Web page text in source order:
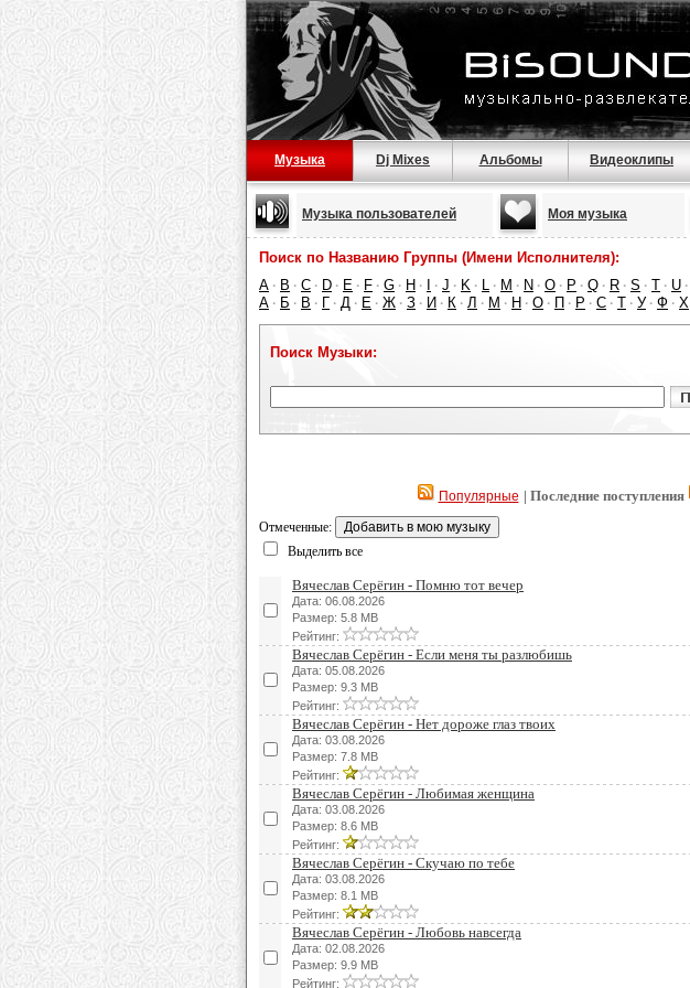
Музыка Dj Mixes Альбомы Видеоклипы
Музыка пользователей Моя музыка
Поиск по Названию Группы (Имени Исполнителя):
A · B · C · D · E · F · G · H · · J · K · L · M · N · O · P · Q · R · S · T · U ·
А · Б · В · Г · Д · Е · Ж · З · И · К · Л · М · Н · О · П · Р · С · Т · У · Ф · Х
Поиск Музыки:
Популярные | Последние поступления
Отмеченные:
Выделить все
Вячеслав Серёгин - Помню тот вечер
Дата: 06.08.2026
Размер: 5.8 MB
Рейтинг:
Вячеслав Серёгин - Если меня ты разлюбишь
Дата: 05.08.2026
Размер: 9.3 MB
Рейтинг:
Вячеслав Серёгин - Нет дороже глаз твоих
Дата: 03.08.2026
Размер: 7.8 MB
Рейтинг:
Вячеслав Серёгин - Любимая женщина
Дата: 03.08.2026
Размер: 8.6 MB
Рейтинг:
Вячеслав Серёгин - Скучаю по тебе
Дата: 03.08.2026
Размер: 8.1 MB
Рейтинг:
Вячеслав Серёгин - Любовь навсегда
Дата: 02.08.2026
Размер: 9.9 MB
Рейтинг: